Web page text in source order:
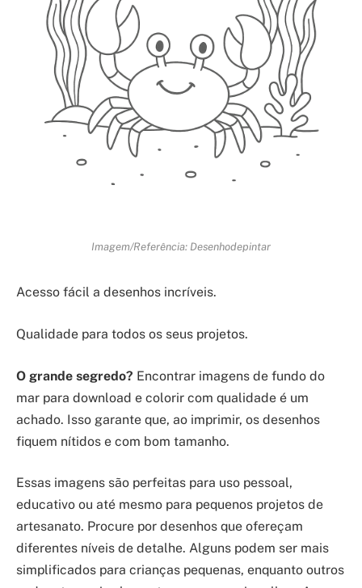
Imagem/Referência: Desenhodepintar
Acesso fácil a desenhos incríveis.
Qualidade para todos os seus projetos.
O grande segredo? Encontrar imagens de fundo do
mar para download e colorir com qualidade é um
achado. Isso garante que, ao imprimir, os desenhos
fiquem nítidos e com bom tamanho.
Essas imagens são perfeitas para uso pessoal,
educativo ou até mesmo para pequenos projetos de
artesanato. Procure por desenhos que ofereçam
diferentes níveis de detalhe. Alguns podem ser mais
simplificados para crianças pequenas, enquanto outros